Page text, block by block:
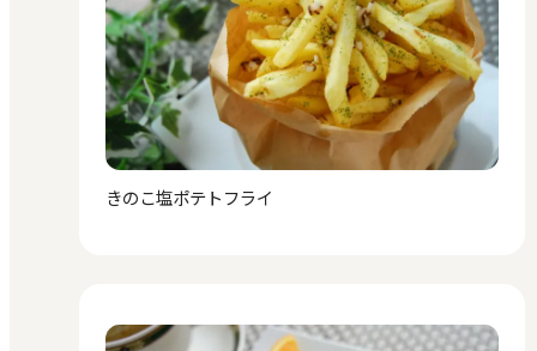
きのこ塩ポテトフライ